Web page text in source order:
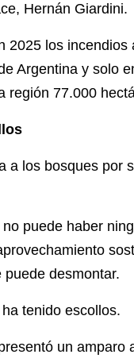
Hernán Giardini.
2025 los
Argentina y solo
región 77.000
a los bosques por
puede haber
desmontar.
tenido escollos.
un